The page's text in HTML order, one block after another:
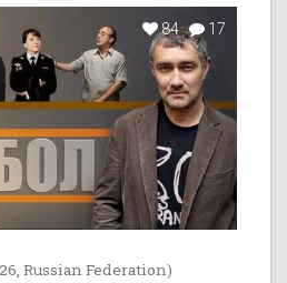
84 17
Russian Federation)